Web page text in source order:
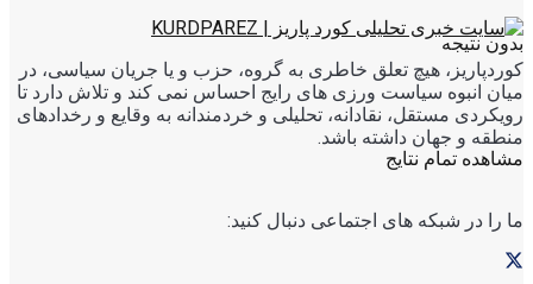
بدون نتیجه
مشاهده تمام نتایج
کوردپاریز، هیچ تعلق خاطری به گروه، حزب و یا جریان سیاسی، در
میان انبوه سیاست ورزی های رایج احساس نمی کند و تلاش دارد تا
رویکردی مستقل، نقادانه، تحلیلی و خردمندانه به وقایع و رخدادهای
منطقه و جهان داشته باشد.
ما را در شبکه های اجتماعی دنبال کنید: